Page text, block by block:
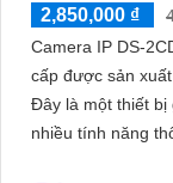
2,850,000 ₫
Camera IP DS-
cấp được sản
Đây là một thiết
nhiều tính năng